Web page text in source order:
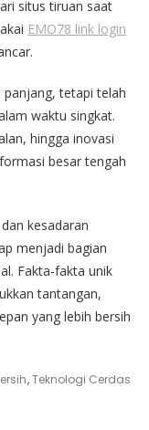
situs tiruan saat
EMO78 link login
tetapi telah
waktu singkat.
hingga inovasi
besar tengah
kesadaran
menjadi bagian
Fakta-fakta unik
tantangan,
yang lebih bersih
,Teknologi Cerdas